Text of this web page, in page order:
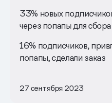
33% новых
через попапы для
16% подписчиков,
попапы, сделали заказ
27 сентября 2023